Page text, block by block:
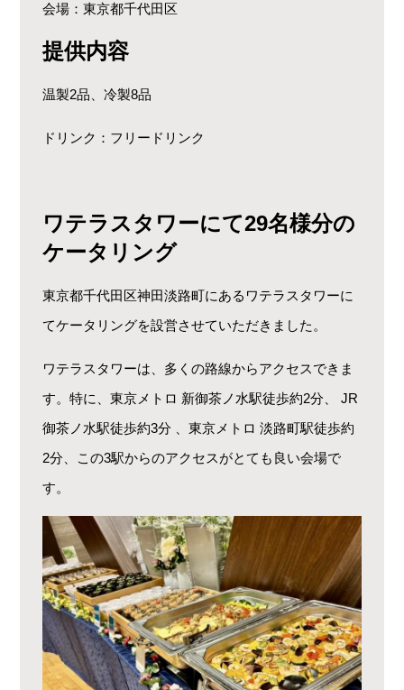
会場：東京都千代田区
提供内容
温製2品、冷製8品
ドリンク：フリードリンク
ワテラスタワーにて29名様分の
ケータリング
東京都千代田区神田淡路町にあるワテラスタワーに
てケータリングを設営させていただきました。
ワテラスタワーは、多くの路線からアクセスできま
す。特に、東京メトロ 新御茶ノ水駅徒歩約2分、 JR
御茶ノ水駅徒歩約3分 、東京メトロ 淡路町駅徒歩約
2分、この3駅からのアクセスがとても良い会場で
す。